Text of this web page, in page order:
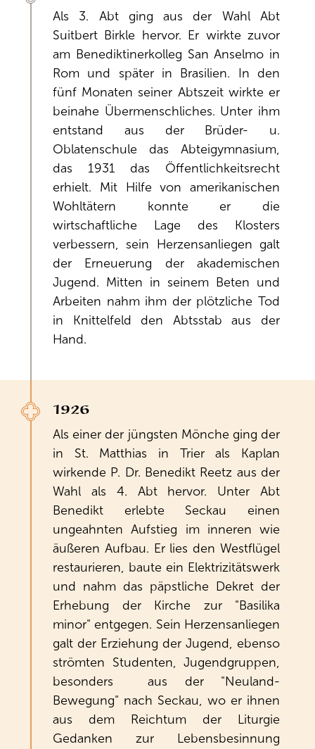
Als 3. Abt ging aus der Wahl Abt
Suitbert Birkle hervor. Er wirkte zuvor
am Benediktinerkolleg San Anselmo in
Rom und später in Brasilien. In den
fünf Monaten seiner Abtszeit wirkte er
beinahe Übermenschliches. Unter ihm
entstand aus der Brüder- u.
Oblatenschule das Abteigymnasium,
das 1931 das Öffentlichkeitsrecht
erhielt. Mit Hilfe von amerikanischen
Wohltätern konnte er die
wirtschaftliche Lage des Klosters
verbessern, sein Herzensanliegen galt
der Erneuerung der akademischen
Jugend. Mitten in seinem Beten und
Arbeiten nahm ihm der plötzliche Tod
in Knittelfeld den Abtsstab aus der
Hand.
1926
Als einer der jüngsten Mönche ging der
in St. Matthias in Trier als Kaplan
wirkende P. Dr. Benedikt Reetz aus der
Wahl als 4. Abt hervor. Unter Abt
Benedikt erlebte Seckau einen
ungeahnten Aufstieg im inneren wie
äußeren Aufbau. Er lies den Westflügel
restaurieren, baute ein Elektrizitätswerk
und nahm das päpstliche Dekret der
Erhebung der Kirche zur "Basilika
minor" entgegen. Sein Herzensanliegen
galt der Erziehung der Jugend, ebenso
strömten Studenten, Jugendgruppen,
besonders aus der "Neuland-
Bewegung" nach Seckau, wo er ihnen
aus dem Reichtum der Liturgie
Gedanken zur Lebensbesinnung